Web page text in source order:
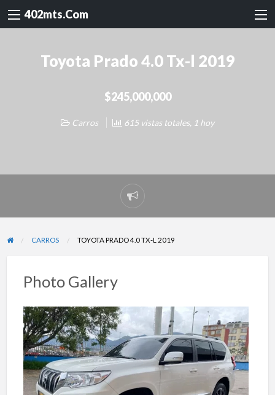
402mts.Com
Toyota Prado 4.0 Tx-l 2019
$245,000,000
Carros 615 vistas totales, 1 hoy
Reportar
problema
CARROS TOYOTA PRADO 4.0 TX-L 2019
Photo Gallery